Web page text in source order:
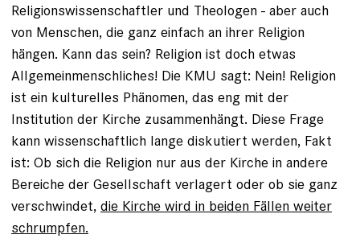
Religionswissenschaftler und Theologen - aber auch
von Menschen, die ganz einfach an ihrer Religion
hängen. Kann das sein? Religion ist doch etwas
Allgemeinmenschliches! Die KMU sagt: Nein! Religion
ist ein kulturelles Phänomen, das eng mit der
Institution der Kirche zusammenhängt. Diese Frage
kann wissenschaftlich lange diskutiert werden, Fakt
ist: Ob sich die Religion nur aus der Kirche in andere
Bereiche der Gesellschaft verlagert oder ob sie ganz
verschwindet, die Kirche wird in beiden Fällen weiter
schrumpfen.